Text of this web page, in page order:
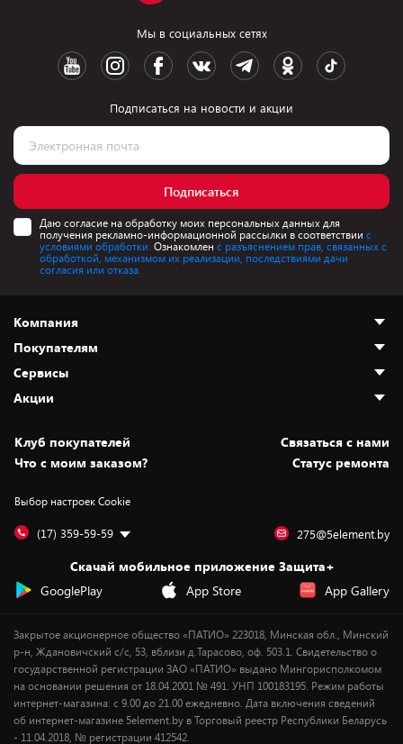
Мы в социальных сетях
Подписаться на новости и акции
Подписаться
Даю согласие на обработку моих персональных данных для
получения рекламно-информационной рассылки в соответствии с
условиями обработки. Ознакомлен с разъяснением прав, связанных с
обработкой, механизмом их реализации, последствиями дачи
согласия или отказа.
Компания
О нас
Адреса магазинов
Новости
Статьи и обзоры
Вакансии
Дай пять добру!
Покупателям
Как сделать заказ
Оплата и доставка
Безналичный расчёт
Обмен и возврат товара
Обработка персональных данных
Подарочные карты
Сервисы
Установка техники
Для игровых консолей
Для мобильных устройств
Для компьютеров
Сервисные центры
Акции
Скидки и промокоды
Белорусские товары
Бонусы
Оплата частями
Новинки
Клуб покупателей
Cвязаться с нами
Что с моим заказом?
Статус ремонта
Выбор настроек Cookie
(17) 359-59-59 275@5element.by
Скачай мобильное приложение Защита+
GooglePlay
App Store App Gallery
Закрытое акционерное общество «ПАТИО» 223018, Минская обл., Минский
р-н, Ждановичский с/с, 53, вблизи д.Тарасово, оф. 503.1. Свидетельство о
государственной регистрации ЗАО «ПАТИО» выдано Мингорисполкомом
на основании решения от 18.04.2001 № 491. УНП 100183195. Режим работы
интернет-магазина: с 9.00 до 21.00 ежедневно. Дата включения сведений
об интернет-магазине 5element.by в Торговый реестр Республики Беларусь
- 11.04.2018, № регистрации 412542.